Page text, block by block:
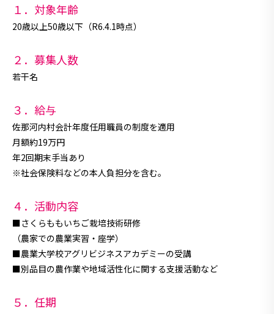
１．対象年齢
20歳以上50歳以下（R6.4.1時点）
２．募集人数
若干名
３．給与
佐那河内村会計年度任用職員の制度を適用
月額約19万円
年2回期末手当あり
※社会保険料などの本人負担分を含む。
４．活動内容
■さくらももいちご栽培技術研修
（農家での農業実習・座学）
■農業大学校アグリビジネスアカデミーの受講
■別品目の農作業や地域活性化に関する支援活動など
５．任期